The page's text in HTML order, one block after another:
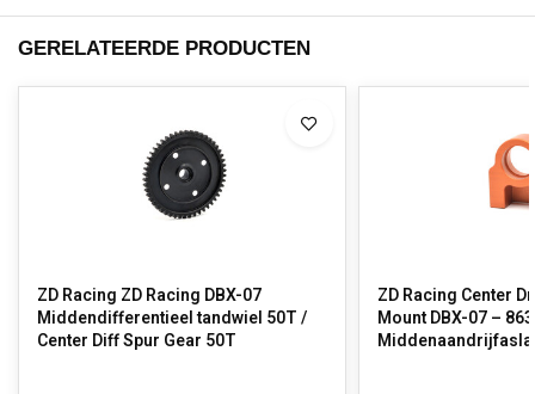
GERELATEERDE PRODUCTEN
ZD Racing ZD Racing DBX-07
Middendifferentieel tandwiel 50T /
Center Diff Spur Gear 50T
ZD Racing Center
Mount DBX-07 –